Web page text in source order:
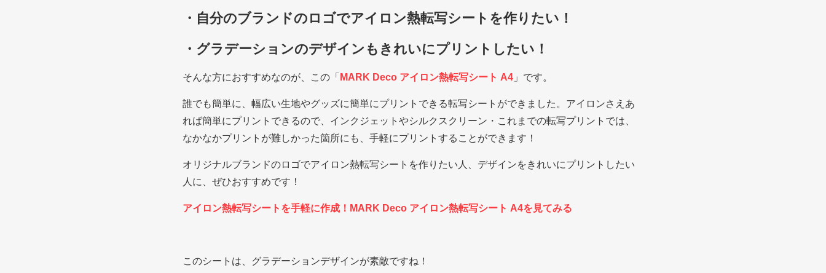
・自分のブランドのロゴでアイロン熱転写シートを作りたい！
・グラデーションのデザインもきれいにプリントしたい！
そんな方におすすめなのが、この「 MARK Deco アイロン熱転写シート A4 」です。
誰でも簡単に、幅広い生地やグッズに簡単にプリントできる転写シートができました。アイロンさえあ
れば簡単にプリントできるので、インクジェットやシルクスクリーン・これまでの転写プリントでは、
なかなかプリントが難しかった箇所にも、手軽にプリントすることができます！
オリジナルブランドのロゴでアイロン熱転写シートを作りたい人、デザインをきれいにプリントしたい
人に、ぜひおすすめです！
アイロン熱転写シートを手軽に作成！MARK Deco アイロン熱転写シート A4を見てみる
このシートは、グラデーションデザインが素敵ですね！